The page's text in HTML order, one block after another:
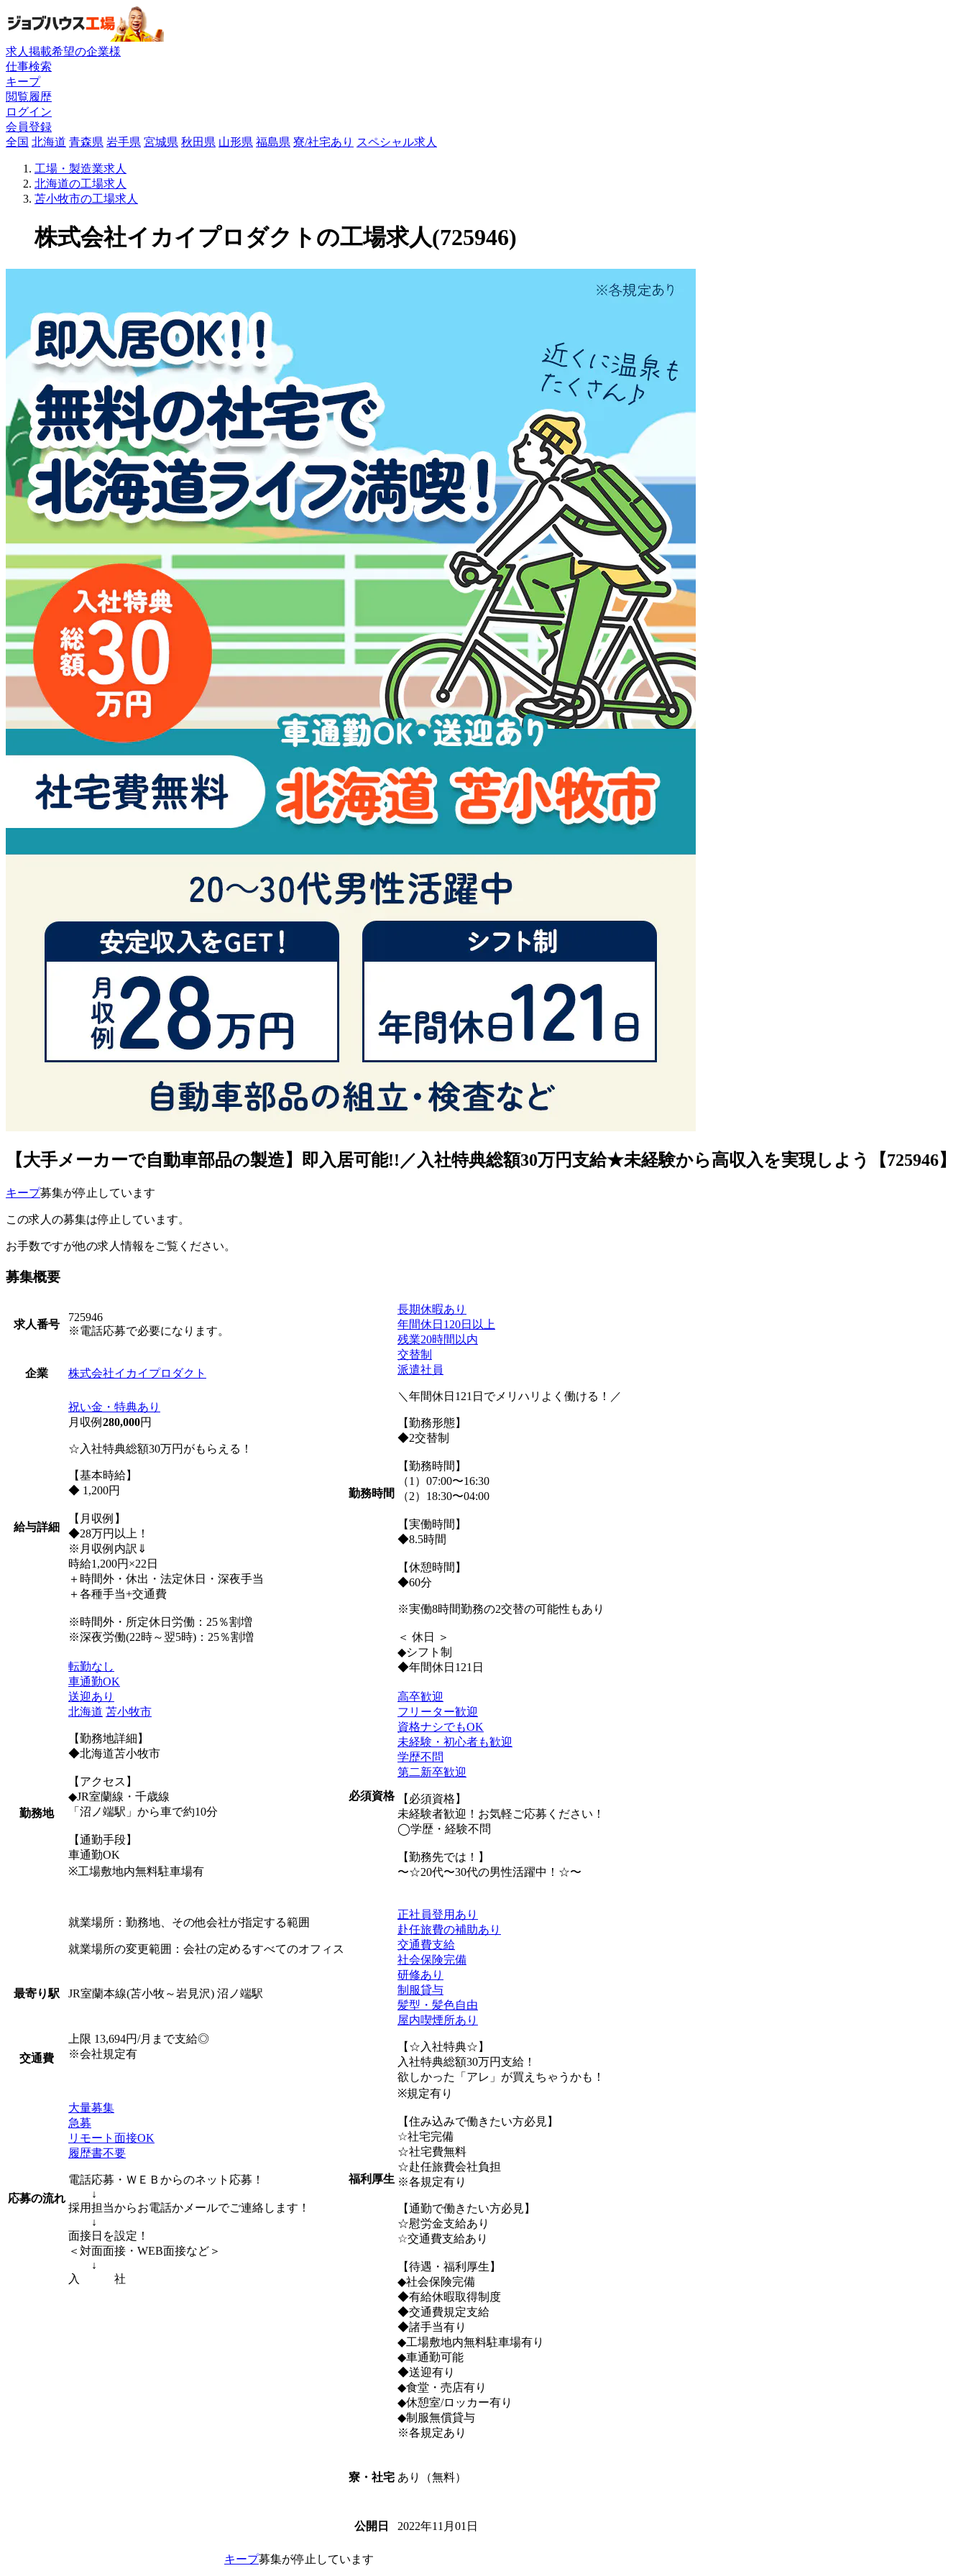
求人掲載希望の企業様
仕事検索
キープ
閲覧履歴
ログイン
会員登録
全国 北海道 青森県 岩手県 宮城県 秋田県 山形県 福島県 寮/社宅あり スペシャル求人
工場・製造業求人
北海道の工場求人
苫小牧市の工場求人
株式会社イカイプロダクトの工場求人(725946)
【大手メーカーで自動車部品の製造】即入居可能!!／入社特典総額30万円支給★未経験から高収入を実現しよう【725946】
キープ募集が停止しています
この求人の募集は停止しています。
お手数ですが他の求人情報をご覧ください。
募集概要
求人番号
725946
※電話応募で必要になります。
企業 株式会社イカイプロダクト
給与詳細
祝い金・特典あり
月収例 280,000円
☆入社特典総額30万円がもらえる！
【基本時給】
◆ 1,200円
【月収例】
◆28万円以上！
※月収例内訳⇓
時給1,200円×22日
＋時間外・休出・法定休日・深夜手当
＋各種手当+交通費
※時間外・所定休日労働：25％割増
※深夜労働(22時～翌5時)：25％割増
勤務地
転勤なし
車通勤OK
送迎あり
北海道 苫小牧市
【勤務地詳細】
◆北海道苫小牧市
【アクセス】
◆JR室蘭線・千歳線
「沼ノ端駅」から車で約10分
【通勤手段】
車通勤OK
※工場敷地内無料駐車場有
就業場所：勤務地、その他会社が指定する範囲
就業場所の変更範囲：会社の定めるすべてのオフィス
最寄り駅 JR室蘭本線(苫小牧～岩見沢) 沼ノ端駅
交通費
上限 13,694円/月まで支給◎
※会社規定有
応募の流れ
大量募集
急募
リモート面接OK
履歴書不要
電話応募・ＷＥＢからのネット応募！
↓
採用担当からお電話かメールでご連絡します！
↓
面接日を設定！
＜対面面接・WEB面接など＞
↓
入 社
勤務時間
長期休暇あり
年間休日120日以上
残業20時間以内
交替制
派遣社員
＼年間休日121日でメリハリよく働ける！／
【勤務形態】
◆2交替制
【勤務時間】
（1）07:00〜16:30
（2）18:30〜04:00
【実働時間】
◆8.5時間
【休憩時間】
◆60分
※実働8時間勤務の2交替の可能性もあり
＜ 休日 ＞
◆シフト制
◆年間休日121日
必須資格
高卒歓迎
フリーター歓迎
資格ナシでもOK
未経験・初心者も歓迎
学歴不問
第二新卒歓迎
【必須資格】
未経験者歓迎！お気軽ご応募ください！
◯学歴・経験不問
【勤務先では！】
〜☆20代〜30代の男性活躍中！☆〜
福利厚生
正社員登用あり
赴任旅費の補助あり
交通費支給
社会保険完備
研修あり
制服貸与
髪型・髪色自由
屋内喫煙所あり
【☆入社特典☆】
入社特典総額30万円支給！
欲しかった「アレ」が買えちゃうかも！
※規定有り
【住み込みで働きたい方必見】
☆社宅完備
☆社宅費無料
☆赴任旅費会社負担
※各規定有り
【通勤で働きたい方必見】
☆慰労金支給あり
☆交通費支給あり
【待遇・福利厚生】
◆社会保険完備
◆有給休暇取得制度
◆交通費規定支給
◆諸手当有り
◆工場敷地内無料駐車場有り
◆車通勤可能
◆送迎有り
◆食堂・売店有り
◆休憩室/ロッカー有り
◆制服無償貸与
※各規定あり
寮・社宅 あり（無料）
公開日 2022年11月01日
キープ募集が停止しています